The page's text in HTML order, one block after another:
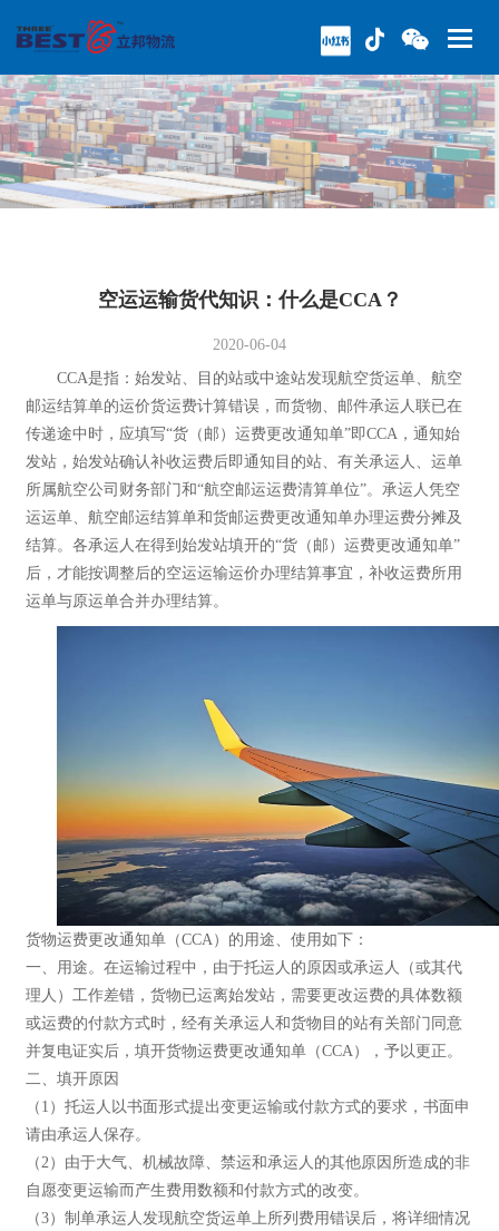
空运运输货代知识：什么是CCA？
2020-06-04
CCA是指：始发站、目的站或中途站发现航空货运单、航空
邮运结算单的运价货运费计算错误，而货物、邮件承运人联已在
传递途中时，应填写“货（邮）运费更改通知单”即CCA，通知始
发站，始发站确认补收运费后即通知目的站、有关承运人、运单
所属航空公司财务部门和“航空邮运运费清算单位”。承运人凭空
运运单、航空邮运结算单和货邮运费更改通知单办理运费分摊及
结算。各承运人在得到始发站填开的“货（邮）运费更改通知单”
后，才能按调整后的空运运输运价办理结算事宜，补收运费所用
运单与原运单合并办理结算。
货物运费更改通知单（CCA）的用途、使用如下：
一、用途。在运输过程中，由于托运人的原因或承运人（或其代
理人）工作差错，货物已运离始发站，需要更改运费的具体数额
或运费的付款方式时，经有关承运人和货物目的站有关部门同意
并复电证实后，填开货物运费更改通知单（CCA），予以更正。
二、填开原因
（1）托运人以书面形式提出变更运输或付款方式的要求，书面申
请由承运人保存。
（2）由于大气、机械故障、禁运和承运人的其他原因所造成的非
自愿变更运输而产生费用数额和付款方式的改变。
（3）制单承运人发现航空货运单上所列费用错误后，将详细情况